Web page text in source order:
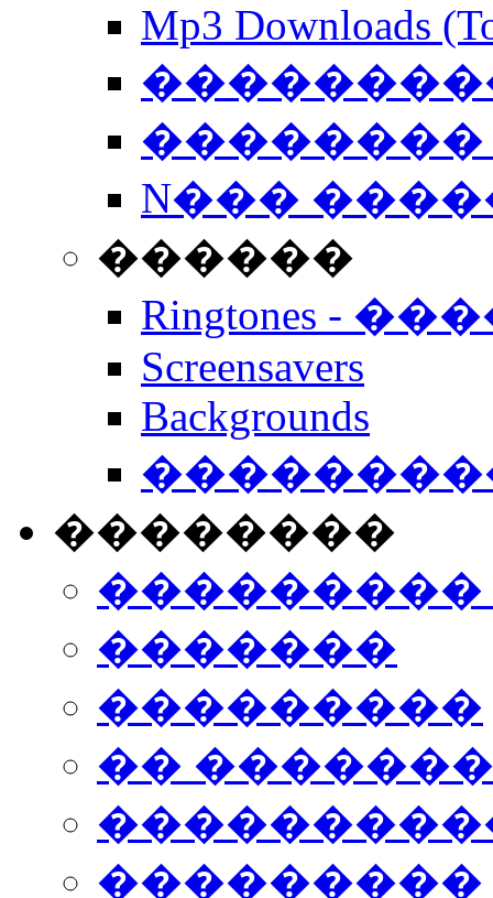
Mp3 Downloads
��������
N���
������
Ringtones -
Screensavers
Backgrounds
��������
���������
�������
���������
��
���������